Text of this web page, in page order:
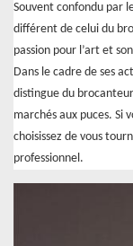
Souvent confondu par
différent de celui du
passion pour l’art et
Dans le cadre de ses
distingue du
marchés aux puces. Si
choisissez de vous
professionnel.